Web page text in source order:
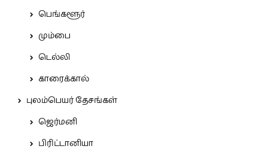
பெங்களூர்
மும்பை
டெல்லி
காரைக்கால்
புலம்பெயர் தேசங்கள்
ஜெர்மனி
பிரிட்டானியா